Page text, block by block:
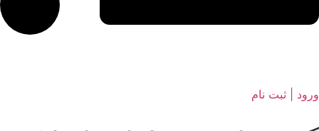
ورود | ثبت نام